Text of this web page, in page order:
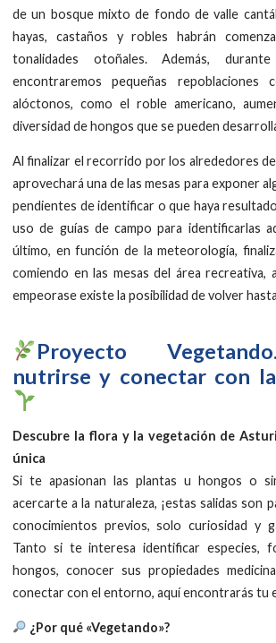
de un bosque mixto de fondo de valle
hayas, castaños y robles habrán
tonalidades otoñales. Además,
encontraremos pequeñas repoblaciones
alóctonos, como el roble americano,
diversidad de hongos que se pueden
Al finalizar el recorrido por los alrededores
aprovechará una de las mesas para exponer
pendientes de identificar o que haya
uso de guías de campo para identificarlas
último, en función de la meteorología,
comiendo en las mesas del área recreativa,
empeorase existe la posibilidad de volver
​Proyecto
nutrirse y conectar con
Descubre la flora y la vegetación de
única
Si te apasionan las plantas u hongos o
acercarte a la naturaleza, ¡estas salidas son
conocimientos previos, solo curiosidad y
Tanto si te interesa identificar especies,
hongos, conocer sus propiedades
conectar con el entorno, aquí encontrarás tu
¿Por qué «Vegetando»?